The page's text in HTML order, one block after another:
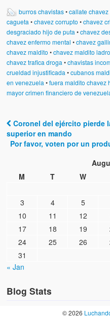
Videos
Chistes
burros chavistas•callate chavez
cagueta •chavez corrupto •chavez
desgraciado hijo de puta •chavez
chavez enfermo mental •chavez
chavez maldito •chavez maldito
chavez trafica droga •chavistas
crueldad injustificada •cubanos
en venezuela •fuera maldito chavez
mayor crimen financiero de
Post navigation
Coronel del ejército pierde
superior en mando
Por favor, voten por un
M
T W
3
4 5
10
11 12
17
18 19
24
25 26
31
« Jan
Blog Stats
© 2026